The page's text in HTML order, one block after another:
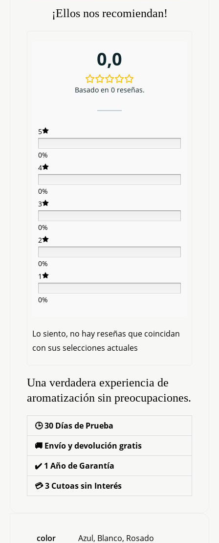
¡Ellos nos recomiendan!
0,0
Basado en 0 reseñas.
5
0%
4
0%
3
0%
2
0%
1
0%
Lo siento, no hay reseñas que coincidan
con sus selecciones actuales
Una verdadera experiencia de
aromatización sin preocupaciones.
🕒 30 Días de Prueba
🚚 Envío y devolución gratis
✔️ 1 Año de Garantía
💳 3 Cutoas sin Interés
color Azul, Blanco, Rosado